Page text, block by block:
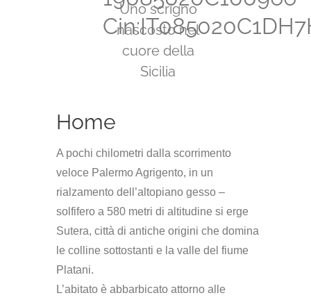
Uno scrigno
nascosto nel
cuore della
Sicilia
Home
A pochi chilometri dalla scorrimento
veloce Palermo Agrigento, in un
rialzamento dell’altopiano gesso –
solfifero a 580 metri di altitudine si erge
Sutera, città di antiche origini che domina
le colline sottostanti e la valle del fiume
Platani.
L’abitato è abbarbicato attorno alle